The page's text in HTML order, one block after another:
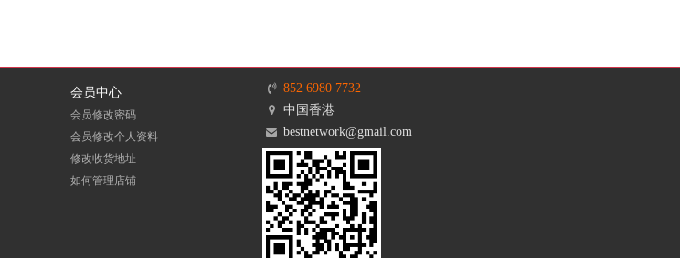
会员中心
会员修改密码
会员修改个人资料
修改收货地址
如何管理店铺
852 6980 7732
中国香港
bestnetwork@gmail.com